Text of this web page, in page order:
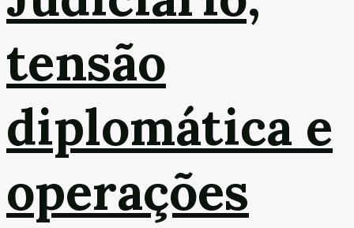
tensão
diplomática e
operações